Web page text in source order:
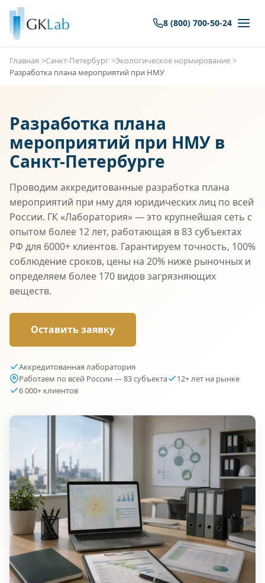
8 (800) 700-50-24
Главная Санкт-Петербург
Экологическое нормирование
Разработка плана мероприятий при НМУ
Разработка плана
мероприятий при НМУ в
Санкт-Петербурге
Проводим аккредитованные разработка плана
мероприятий при нму для юридических лиц по всей
России. ГК «Лаборатория» — это крупнейшая сеть с
опытом более 12 лет, работающая в 83 субъектах
РФ для 6000+ клиентов. Гарантируем точность, 100%
соблюдение сроков, цены на 20% ниже рыночных и
определяем более 170 видов загрязняющих
веществ.
Оставить заявку
Аккредитованная лаборатория
Работаем по всей России — 83 субъекта
12+ лет на рынке
6 000+ клиентов